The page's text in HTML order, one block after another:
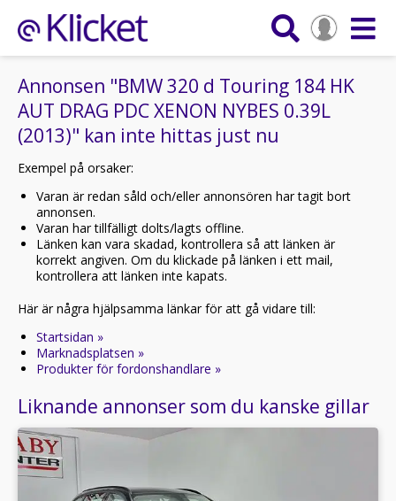
Annonsen "BMW 320 d Touring 184 HK
AUT DRAG PDC XENON NYBES 0.39L
(2013)" kan inte hittas just nu
Exempel på orsaker:
Varan är redan såld och/eller annonsören har tagit bort
annonsen.
Varan har tillfälligt dolts/lagts offline.
Länken kan vara skadad, kontrollera så att länken är
korrekt angiven. Om du klickade på länken i ett mail,
kontrollera att länken inte kapats.
Här är några hjälpsamma länkar för att gå vidare till:
Startsidan »
Marknadsplatsen »
Produkter för fordonshandlare »
Liknande annonser som du kanske gillar